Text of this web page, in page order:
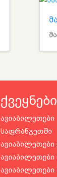
ქვეყნები
ავიაბილეთები
საფრანგეთში
ავიაბილეთები
ავიაბილეთები